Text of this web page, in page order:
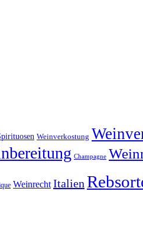
Weinverkostung
Champagne
Weinrecht Italien